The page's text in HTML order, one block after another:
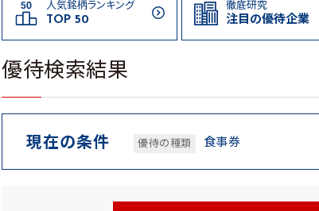
人気銘柄ランキング
TOP 50
徹底研究
注目の優待企業
優待検索結果
現在の条件 優待の種類 食事券